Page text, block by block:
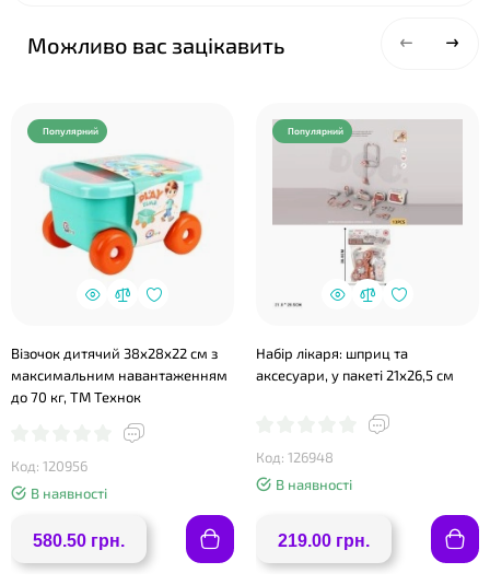
Можливо вас зацікавить
Популярний
Візочок дитячий 38х28х22 см з
максимальним навантаженням
до 70 кг, ТМ Технок
Код: 120956
В наявності
580.50 грн.
Популярний
Набір лікаря: шприц та
аксесуари, у пакеті 21х26,5 см
Код: 126948
В наявності
219.00 грн.